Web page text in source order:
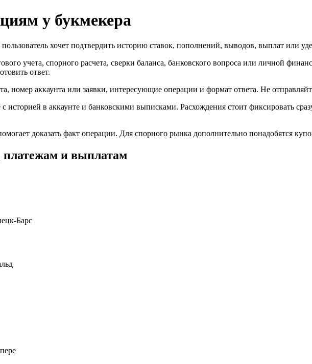
у букмекера
пользователь хочет подтвердить историю ставок, пополнений, выводов, выплат или
учета, спорного расчета, сверки баланса, банковского вопроса или личной
ответ.
номер аккаунта или заявки, интересующие операции и формат ответа. Не
историей в аккаунте и банковскими выписками. Расхождения стоит фиксировать
доказать факт операции. Для спорного рынка дополнительно понадобятся
и выплатам
Барс